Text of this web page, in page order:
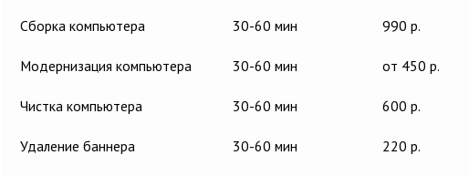
Сборка компьютера 30-60 мин 990 р.
Модернизация компьютера 30-60 мин от 450 р.
Чистка компьютера 30-60 мин 600 р.
Удаление баннера 30-60 мин 220 р.